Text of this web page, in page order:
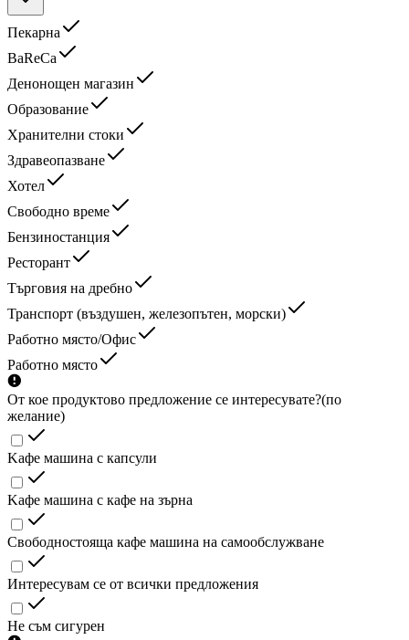
Пекарна
BaReCa
Денонощен магазин
Образование
Хранителни стоки
Здравеопазване
Хотел
Свободно време
Бензиностанция
Ресторант
Търговия на дребно
Транспорт (въздушен, железопътен, морски)
Работно място/Офис
Работно място
От кое продуктово предложение се интересувате?(по
желание)
Kафе машина с капсули
Kафе машина с кафе на зърна
Cвободностояща кафе машина на самообслужване
Интересувам се от всички предложения
Не съм сигурен